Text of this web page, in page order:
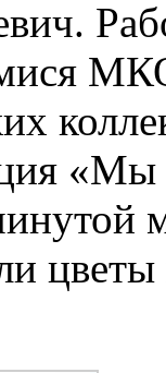
цветы